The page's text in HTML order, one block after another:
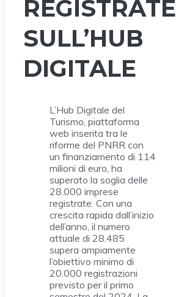
REGISTRATE
SULL’HUB
DIGITALE
L’Hub Digitale del
Turismo, piattaforma
web inserita tra le
riforme del PNRR con
un finanziamento di 114
milioni di euro, ha
superato la soglia delle
28.000 imprese
registrate. Con una
crescita rapida dall’inizio
dell’anno, il numero
attuale di 28.485
supera ampiamente
l’obiettivo minimo di
20.000 registrazioni
previsto per il primo